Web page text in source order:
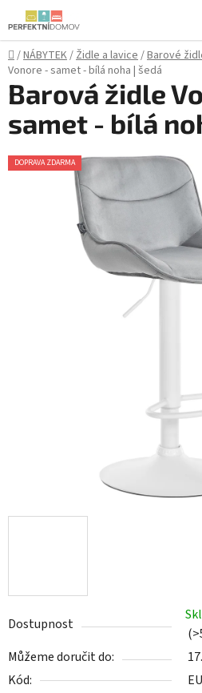
Přejít
na
obsah
Domů
/NÁBYTEK/Židle a lavice/Barové
Vonore - samet - bílá noha | šedá
Dostupnost
Můžeme doručit do:
Kód:
Barová židle
samet - bílá
DOPRAVA ZDARMA